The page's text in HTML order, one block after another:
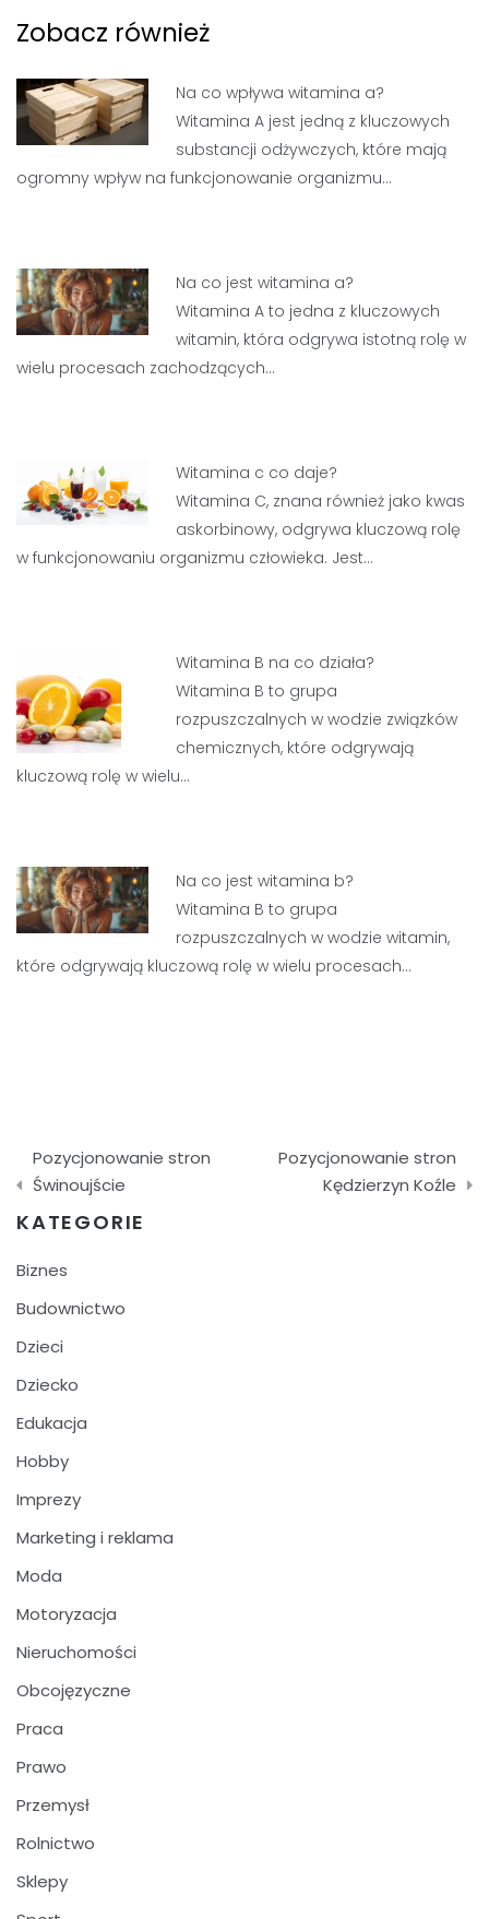
Zobacz również
Na co wpływa witamina a?
Witamina A jest jedną z kluczowych
substancji odżywczych, które mają
ogromny wpływ na funkcjonowanie organizmu…
Na co jest witamina a?
Witamina A to jedna z kluczowych
witamin, która odgrywa istotną rolę w
wielu procesach zachodzących…
Witamina c co daje?
Witamina C, znana również jako kwas
askorbinowy, odgrywa kluczową rolę
w funkcjonowaniu organizmu człowieka. Jest…
Witamina B na co działa?
Witamina B to grupa
rozpuszczalnych w wodzie związków
chemicznych, które odgrywają
kluczową rolę w wielu…
Na co jest witamina b?
Witamina B to grupa
rozpuszczalnych w wodzie witamin,
które odgrywają kluczową rolę w wielu procesach…
Nawigacja
wpisu
Pozycjonowanie stron
Świnoujście
Pozycjonowanie stron
Kędzierzyn Koźle
KATEGORIE
Biznes
Budownictwo
Dzieci
Dziecko
Edukacja
Hobby
Imprezy
Marketing i reklama
Moda
Motoryzacja
Nieruchomości
Obcojęzyczne
Praca
Prawo
Przemysł
Rolnictwo
Sklepy